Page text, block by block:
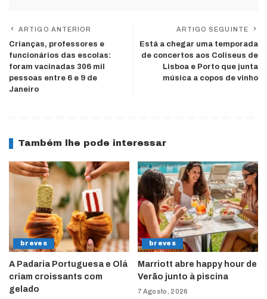
ARTIGO ANTERIOR
Crianças, professores e
funcionários das escolas:
foram vacinadas 306 mil
pessoas entre 6 e 9 de
Janeiro
ARTIGO SEGUINTE
Está a chegar uma temporada
de concertos aos Coliseus de
Lisboa e Porto que junta
música a copos de vinho
Também lhe pode interessar
breves
A Padaria Portuguesa e Olá
criam croissants com
gelado
breves
Marriott abre happy hour de
Verão junto à piscina
7 Agosto, 2026